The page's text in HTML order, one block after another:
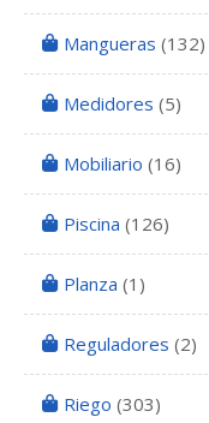
Mangueras (132)
Medidores (5)
Mobiliario (16)
Piscina (126)
Planza (1)
Reguladores (2)
Riego (303)